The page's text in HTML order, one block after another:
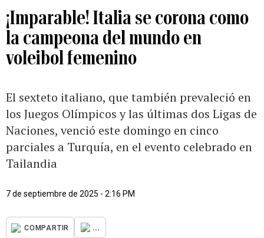
¡Imparable! Italia se corona como
la campeona del mundo en
voleibol femenino
El sexteto italiano, que también prevaleció en
los Juegos Olímpicos y las últimas dos Ligas de
Naciones, venció este domingo en cinco
parciales a Turquía, en el evento celebrado en
Tailandia
7 de septiembre de 2025 - 2:16 PM
COMPARTIR ...